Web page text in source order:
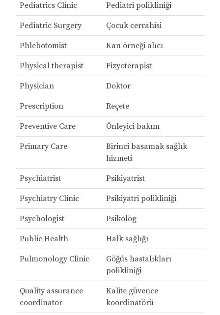
Pediatrics Clinic Pediatri polikliniği
Pediatric Surgery Çocuk cerrahisi
Phlebotomist Kan örneği alıcı
Physical therapist Fizyoterapist
Physician Doktor
Prescription Reçete
Preventive Care Önleyici bakım
Primary Care
Birinci basamak sağlık
hizmeti
Psychiatrist Psikiyatrist
Psychiatry Clinic Psikiyatri polikliniği
Psychologist Psikolog
Public Health Halk sağlığı
Pulmonology Clinic
Göğüs hastalıkları
polikliniği
Quality assurance
coordinator
Kalite güvence
koordinatörü